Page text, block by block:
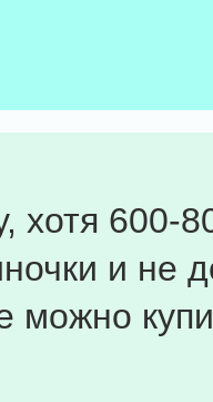
хотя 600-
и не
можно